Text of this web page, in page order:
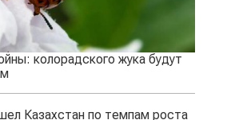
колорадского жука будут
Казахстан по темпам роста